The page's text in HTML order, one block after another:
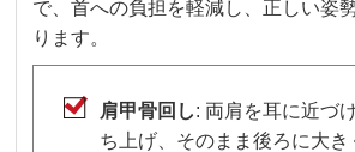
で、首への負担を軽減し、正しい姿
ります。
肩甲骨回し: 両肩を耳に近づ
ち上げ、そのまま後ろに大き